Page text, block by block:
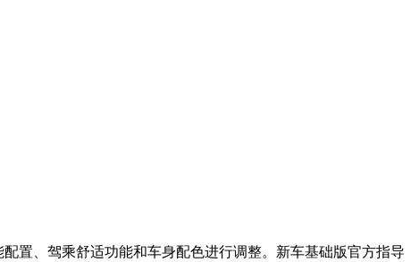
置、驾乘舒适功能和车身配色进行调整。新车基础版官方指导